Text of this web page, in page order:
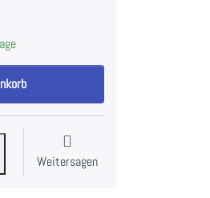
zu CHF 12'241.00,
Weitersagen